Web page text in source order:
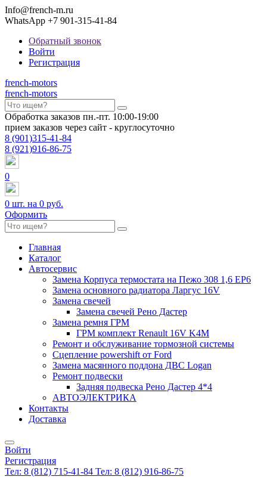
Info@french-m.ru
WhatsApp +7 901-315-41-84
Обратный звонок
Войти
Регистрация
french-motors
french-motors
Обработка заказов пн.-пт. 10:00-19:00
прием заказов через сайт - круглосуточно
8 (901)315-41-84
8 (921)916-86-75
0
0 шт. на 0 руб.
Оформить
Главная
Каталог
Автосервис
Замена Корпуса термостата на Пежо 308 1,6 EP6
Замена основного радиатора Ларгус 16V
Замена свечей
Замена свечей Рено Дастер
Замена ремня ГРМ
ГРМ комплект Renault 16V K4M
Ремонт и обслуживание тормозной системы
Сцепление powershift от Ford
Замена масянного поддона ДВС Logan
Ремонт подвески
Задняя подвеска Рено Дастер 4*4
АВТОЭЛЕКТРИКА
Контакты
Доставка
Войти
Регистрация
Тел: 8 (812) 715-41-84 Тел: 8 (812) 916-86-75